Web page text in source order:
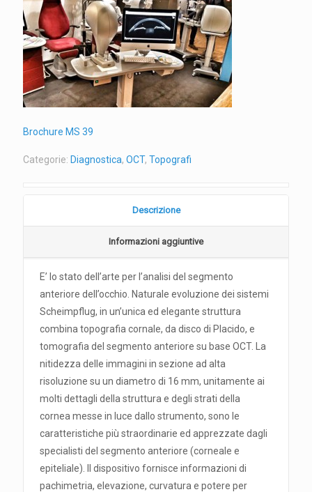
Brochure MS 39
Categorie: Diagnostica, OCT, Topografi
Descrizione
Informazioni aggiuntive
E’ lo stato dell’arte per l’analisi del segmento
anteriore dell’occhio. Naturale evoluzione dei sistemi
Scheimpflug, in un’unica ed elegante struttura
combina topografia cornale, da disco di Placido, e
tomografia del segmento anteriore su base OCT. La
nitidezza delle immagini in sezione ad alta
risoluzione su un diametro di 16 mm, unitamente ai
molti dettagli della struttura e degli strati della
cornea messe in luce dallo strumento, sono le
caratteristiche più straordinarie ed apprezzate dagli
specialisti del segmento anteriore (corneale e
epiteliale). Il dispositivo fornisce informazioni di
pachimetria, elevazione, curvatura e potere per